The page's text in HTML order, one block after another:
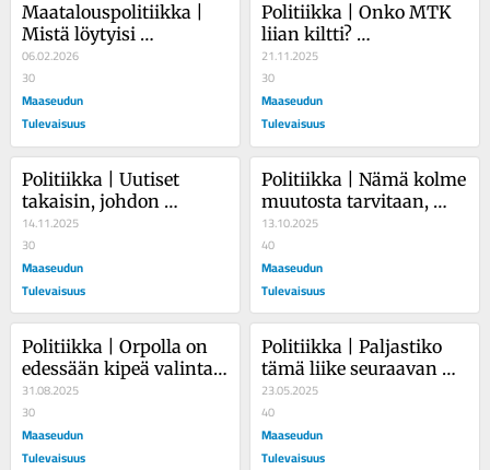
Maatalouspolitiikka |
Mistä löytyisi
maatalouden kadonnut
miljardi?
06.02.2026
30
Maaseudun
Tulevaisuus
Politiikka | Onko MTK
liian kiltti?
Puheenjohtajakisassa
on kyse enemmän
tyylistä kuin asioista
21.11.2025
30
Maaseudun
Tulevaisuus
Politiikka | Uutiset
takaisin, johdon
bonukset pois – Ylen
pitäisi elää strategiansa
mukaisesti
14.11.2025
30
Maaseudun
Tulevaisuus
Politiikka | Nämä kolme
muutosta tarvitaan,
jotta maatalouden
kannattavuus
korjaantuu – loppu on
kiinni viljelijöistä
itsestään
13.10.2025
40
Maaseudun
Tulevaisuus
Politiikka | Orpolla on
edessään kipeä valinta:
Kasvojen menetys vai
uudet vaalit?
31.08.2025
30
Maaseudun
Tulevaisuus
Politiikka | Paljastiko
tämä liike seuraavan
hallituksen pohjan? –
Edes nousukausi ei aina
pelasta
hallituspuolueita
23.05.2025
40
Maaseudun
Tulevaisuus